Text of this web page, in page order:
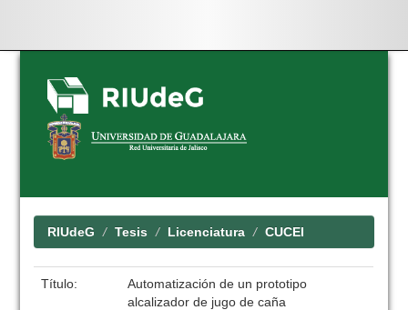
Skip
navigation
RIUdeG Tesis Licenciatura CUCEI
Título:
Automatización de un prototipo
alcalizador de jugo de caña